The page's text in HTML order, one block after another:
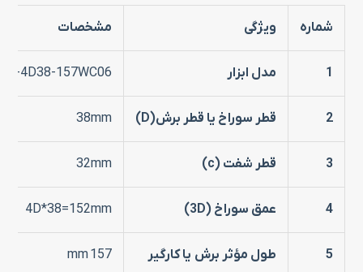
شماره ویژگی مشخصات
1 مدل ابزار 4D38-157WC06
2 قطر سوراخ یا قطر برش(D)
38mm
3 قطر شفت (c)
32mm
4 عمق سوراخ (3D)
4D*38=152mm
5 طول مؤثر برش یا کارگیر 157 mm